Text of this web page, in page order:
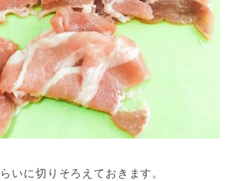
いに切りそろえておきます。